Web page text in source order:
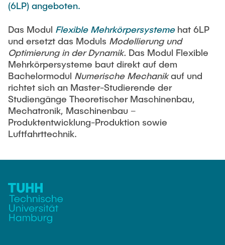
Dissertationen
WIKI
(6LP) angeboten.
Das Modul Flexible Mehrkörpersystemehat 6LP
und ersetzt das Moduls Modellierung und
Optimierung in der Dynamik. Das Modul Flexible
Mehrkörpersysteme baut direkt auf dem
Bachelormodul Numerische Mechanikauf und
richtet sich an Master-Studierende der
Studiengänge Theoretischer Maschinenbau,
Mechatronik, Maschinenbau –
Produktentwicklung-Produktion sowie
Luftfahrttechnik.